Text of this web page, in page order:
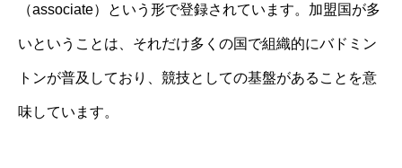
（associate）という形で登録されています。加盟国が多
いということは、それだけ多くの国で組織的にバドミン
トンが普及しており、競技としての基盤があることを意
味しています。